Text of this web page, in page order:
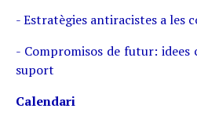
- Estratègies antiracistes a les
- Compromisos de futur: idees
suport
Calendari